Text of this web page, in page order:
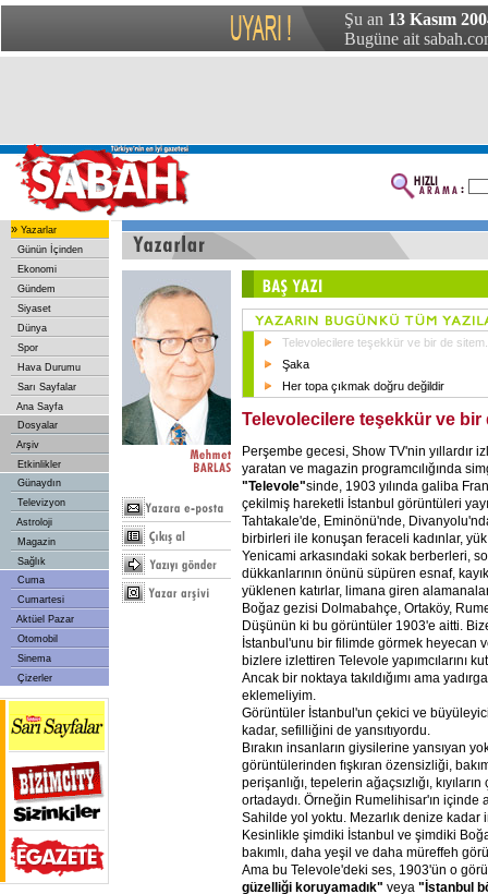
Şu an 13 Kasım
Bugüne ait
» Yazarlar
Günün İçinden
Ekonomi
Gündem
Siyaset
Dünya
Spor
Hava Durumu
Sarı Sayfalar
Ana Sayfa
Dosyalar
Arşiv
Etkinlikler
Günaydın
Televizyon
Astroloji
Magazin
Sağlık
Cuma
Cumartesi
Aktüel Pazar
Otomobil
Sinema
Çizerler
Televolecilere teşekkür ve bir de
Şaka
Her topa çıkmak doğru değildir
Televolecilere teşekkür ve bir
Perşembe gecesi, Show TV'nin yıllardır
yaratan ve magazin programcılığında
"Televole"sinde, 1903 yılında galiba
çekilmiş hareketli İstanbul görüntüleri
Tahtakale'de, Eminönü'nde,
birbirleri ile konuşan feraceli kadınlar,
Yenicami arkasındaki sokak berberleri,
dükkanlarının önünü süpüren esnaf,
yüklenen katırlar, limana giren
Boğaz gezisi Dolmabahçe, Ortaköy,
Düşünün ki bu görüntüler 1903'e aitti.
İstanbul'unu bir filimde görmek heyecan
bizlere izlettiren Televole yapımcılarını
Ancak bir noktaya takıldığımı ama
eklemeliyim.
Görüntüler İstanbul'un çekici ve
kadar, sefilliğini de yansıtıyordu.
Bırakın insanların giysilerine yansıyan
görüntülerinden fışkıran özensizliği,
perişanlığı, tepelerin ağaçsızlığı,
ortadaydı. Örneğin Rumelihisar'ın içinde
Sahilde yol yoktu. Mezarlık denize kadar
Kesinlikle şimdiki İstanbul ve şimdiki
bakımlı, daha yeşil ve daha müreffeh
Ama bu Televole'deki ses, 1903'ün o
güzelliği koruyamadık" veya "İstanbul